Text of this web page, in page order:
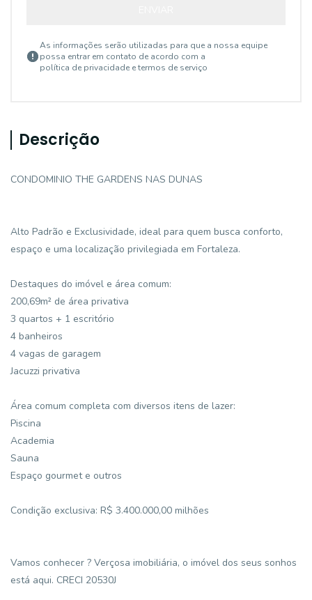
As informações serão utilizadas para que a nossa equipe
possa entrar em contato de acordo com a
política de privacidade e termos de serviço
Descrição
CONDOMINIO THE GARDENS NAS DUNAS
Alto Padrão e Exclusividade, ideal para quem busca conforto,
espaço e uma localização privilegiada em Fortaleza.
Destaques do imóvel e área comum:
200,69m² de área privativa
3 quartos + 1 escritório
4 banheiros
4 vagas de garagem
Jacuzzi privativa
Área comum completa com diversos itens de lazer:
Piscina
Academia
Sauna
Espaço gourmet e outros
Condição exclusiva: R$ 3.400.000,00 milhões
Vamos conhecer ? Verçosa imobiliária, o imóvel dos seus sonhos
está aqui. CRECI 20530J